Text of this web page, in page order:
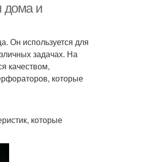
дома и
Он используется для
задачах. На
качеством,
которые
которые